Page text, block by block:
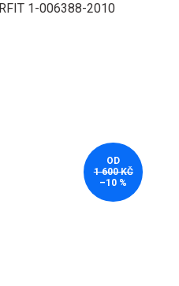
1-006388-2010
OD
1 600 KČ
–10 %